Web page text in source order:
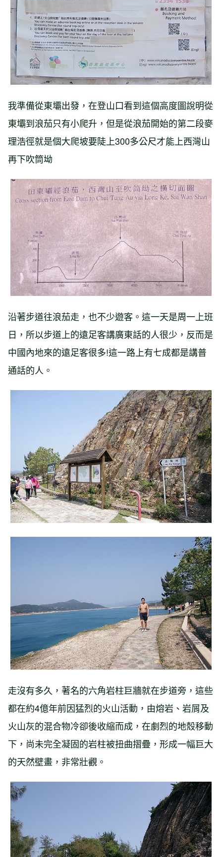
我準備從東壩出發，在登山口看到這個高度圖說明從
東壩到浪茄只有小爬升，但是從浪茄開始的第二段麥
理浩徑就是個大爬坡要陡上300多公尺才能上西灣山
再下吹筒坳
沿著步道往浪茄走，也不少遊客。這一天是周一上班
日，所以步道上的遠足客講廣東話的人很少，反而是
中國內地來的遠足客很多!這一路上有七成都是講普
通話的人。
走沒有多久，著名的六角岩柱巨牆就在步道旁，這些
都在約4億年前因猛烈的火山活動，由熔岩、岩屑及
火山灰的混合物冷卻後收縮而成，在劇烈的地殼移動
下，尚未完全凝固的岩柱被扭曲摺疊，形成一幅巨大
的天然壁畫，非常壯觀。